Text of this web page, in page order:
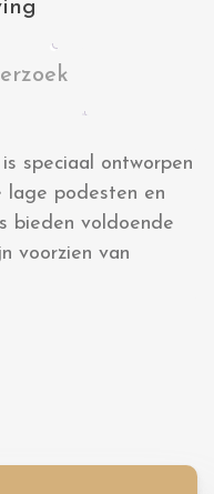
speciaal ontworpen
lage podesten en
bieden voldoende
voorzien van